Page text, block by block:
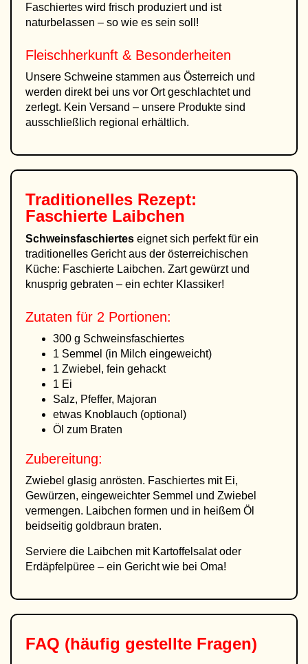
Faschiertes wird frisch produziert und ist
naturbelassen – so wie es sein soll!
Fleischherkunft & Besonderheiten
Unsere Schweine stammen aus Österreich und
werden direkt bei uns vor Ort geschlachtet und
zerlegt. Kein Versand – unsere Produkte sind
ausschließlich regional erhältlich.
Traditionelles Rezept:
Faschierte Laibchen
Schweinsfaschiertes eignet sich perfekt für ein
traditionelles Gericht aus der österreichischen
Küche: Faschierte Laibchen. Zart gewürzt und
knusprig gebraten – ein echter Klassiker!
Zutaten für 2 Portionen:
300 g Schweinsfaschiertes
1 Semmel (in Milch eingeweicht)
1 Zwiebel, fein gehackt
1 Ei
Salz, Pfeffer, Majoran
etwas Knoblauch (optional)
Öl zum Braten
Zubereitung:
Zwiebel glasig anrösten. Faschiertes mit Ei,
Gewürzen, eingeweichter Semmel und Zwiebel
vermengen. Laibchen formen und in heißem Öl
beidseitig goldbraun braten.
Serviere die Laibchen mit Kartoffelsalat oder
Erdäpfelpüree – ein Gericht wie bei Oma!
FAQ (häufig gestellte Fragen)